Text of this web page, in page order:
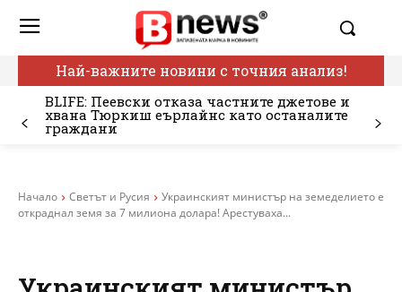
Най-важните новини с точния анализ!
BLIFE: Пеевски отказа частните джетове и
хвана Тюркиш еърлайнс като останалите
граждани
Начало Светът и Русия
Украинският министър на земеделието е
откраднал земя за 7 милиона долара! Арестуваха...